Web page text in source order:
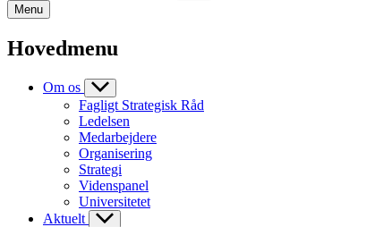
Menu
Hovedmenu
Om os
Fagligt Strategisk Råd
Ledelsen
Medarbejdere
Organisering
Strategi
Videnspanel
Universitetet
Aktuelt